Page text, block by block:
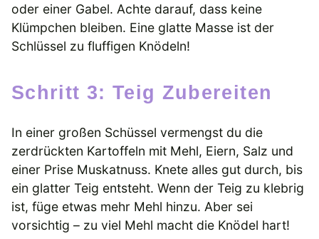
oder einer Gabel. Achte darauf, dass keine
Klümpchen bleiben. Eine glatte Masse ist der
Schlüssel zu fluffigen Knödeln!
Schritt 3: Teig Zubereiten
In einer großen Schüssel vermengst du die
zerdrückten Kartoffeln mit Mehl, Eiern, Salz und
einer Prise Muskatnuss. Knete alles gut durch, bis
ein glatter Teig entsteht. Wenn der Teig zu klebrig
ist, füge etwas mehr Mehl hinzu. Aber sei
vorsichtig – zu viel Mehl macht die Knödel hart!